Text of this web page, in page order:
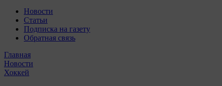
Новости
Статьи
Подписка на газету
Обратная связь
Главная
Новости
Хоккей